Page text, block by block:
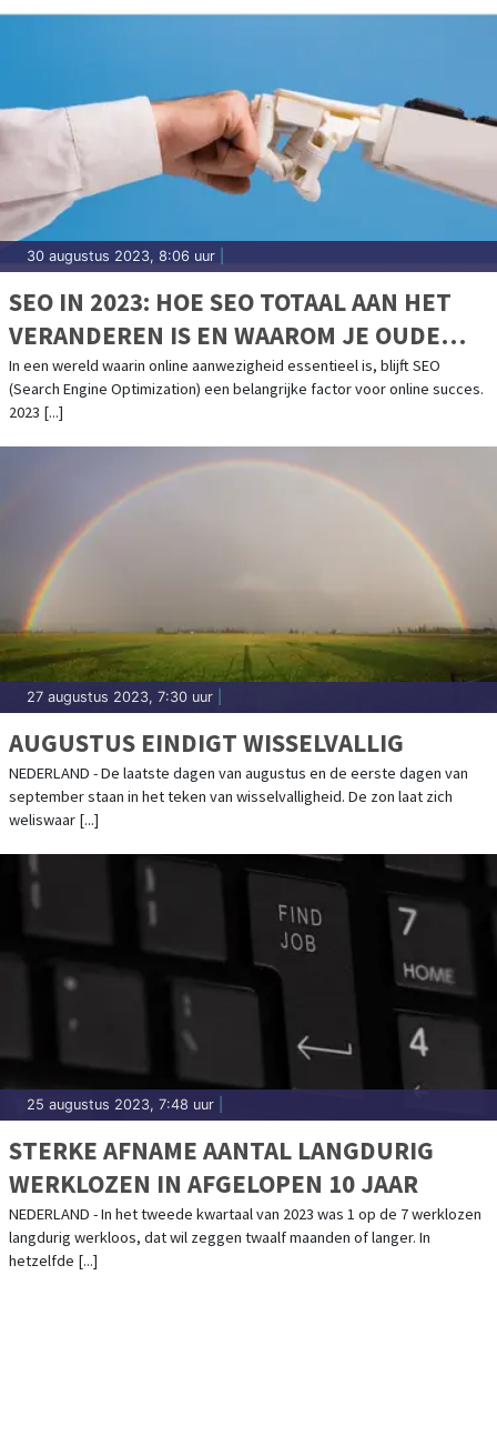
30 augustus 2023, 8:06 uur
SEO IN 2023: HOE SEO TOTAAL AAN HET
VERANDEREN IS EN WAAROM JE OUDE
STRATEGIE NIET MEER WERKT
In een wereld waarin online aanwezigheid essentieel is, blijft SEO
(Search Engine Optimization) een belangrijke factor voor online succes.
2023 [...]
27 augustus 2023, 7:30 uur
AUGUSTUS EINDIGT WISSELVALLIG
NEDERLAND - De laatste dagen van augustus en de eerste dagen van
september staan in het teken van wisselvalligheid. De zon laat zich
weliswaar [...]
25 augustus 2023, 7:48 uur
STERKE AFNAME AANTAL LANGDURIG
WERKLOZEN IN AFGELOPEN 10 JAAR
NEDERLAND - In het tweede kwartaal van 2023 was 1 op de 7 werklozen
langdurig werkloos, dat wil zeggen twaalf maanden of langer. In
hetzelfde [...]